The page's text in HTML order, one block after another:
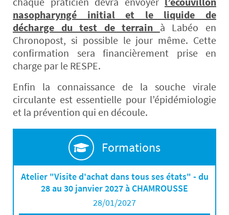
nasopharyngé initial et le liquide de
décharge du test de terrain à Labéo en
Chronopost, si possible le jour même. Cette
confirmation sera financièrement prise en
charge par le RESPE.
Enfin la connaissance de la souche virale
circulante est essentielle pour l’épidémiologie
et la prévention qui en découle.
Formations
Atelier "Visite d'achat dans tous ses états" - du
28 au 30 janvier 2027 à CHAMROUSSE
28/01/2027